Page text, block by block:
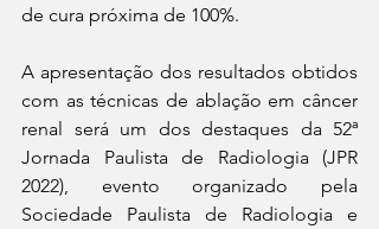
de cura próxima de 100%.
A apresentação dos resultados obtidos
com as técnicas de ablação em câncer
renal será um dos destaques da 52ª
Jornada Paulista de Radiologia (JPR
2022), evento organizado pela
Sociedade Paulista de Radiologia e